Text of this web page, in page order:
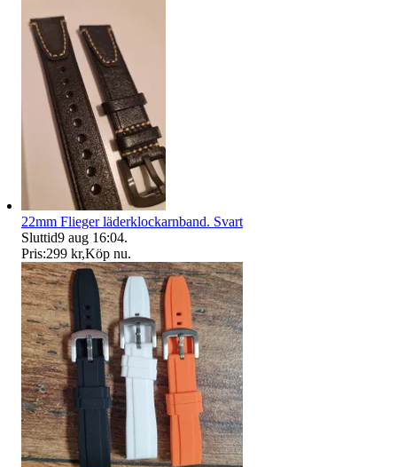
22mm Flieger läderklockarnband. Svart
Sluttid9 aug 16:04.
Pris:299 kr,Köp nu.